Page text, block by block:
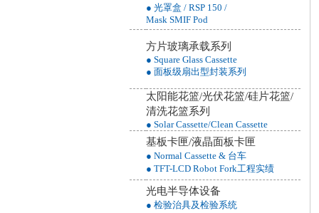
● 光罩盒 / RSP 150 /
Mask SMIF Pod
方片玻璃承载系列
● Square Glass Cassette
● 面板级扇出型封装系列
太阳能花篮/光伏花篮/硅片花篮/
清洗花篮系列
● Solar Cassette/Clean Cassette
基板卡匣/液晶面板卡匣
● Normal Cassette & 台车
● TFT-LCD Robot Fork工程实绩
光电半导体设备
● 检验治具及检验系统